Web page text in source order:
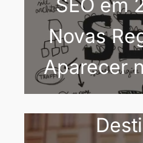
SEO em
Novas
Aparecer